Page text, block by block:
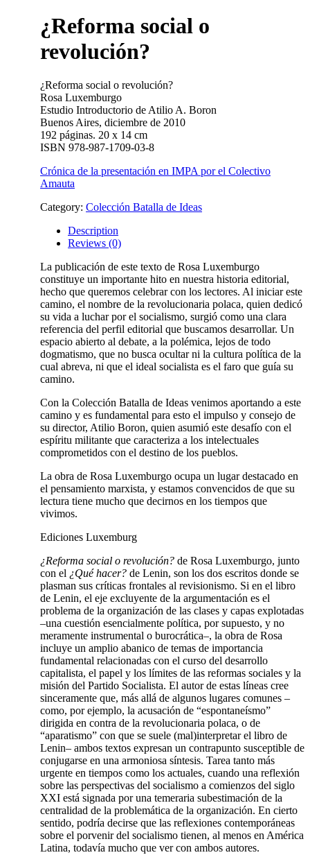
¿Reforma social o
revolución?
¿Reforma social o revolución?
Rosa Luxemburgo
Estudio Introductorio de Atilio A. Boron
Buenos Aires, diciembre de 2010
192 páginas. 20 x 14 cm
ISBN 978-987-1709-03-8
Crónica de la presentación en IMPA por el Colectivo
Amauta
Category: Colección Batalla de Ideas
Description
Reviews (0)
La publicación de este texto de Rosa Luxemburgo
constituye un importante hito en nuestra historia editorial,
hecho que queremos celebrar con los lectores. Al iniciar este
camino, el nombre de la revolucionaria polaca, quien dedicó
su vida a luchar por el socialismo, surgió como una clara
referencia del perfil editorial que buscamos desarrollar. Un
espacio abierto al debate, a la polémica, lejos de todo
dogmatismo, que no busca ocultar ni la cultura política de la
cual abreva, ni que el ideal socialista es el faro que guía su
camino.
Con la Colección Batalla de Ideas venimos aportando a este
camino y es fundamental para esto el impulso y consejo de
su director, Atilio Boron, quien asumió este desafío con el
espíritu militante que caracteriza a los intelectuales
comprometidos con el destino de los pueblos.
La obra de Rosa Luxemburgo ocupa un lugar destacado en
el pensamiento marxista, y estamos convencidos de que su
lectura tiene mucho que decirnos en los tiempos que
vivimos.
Ediciones Luxemburg
¿Reforma social o revolución? de Rosa Luxemburgo, junto
con el ¿Qué hacer? de Lenin, son los dos escritos donde se
plasman sus críticas frontales al revisionismo. Si en el libro
de Lenin, el eje excluyente de la argumentación es el
problema de la organización de las clases y capas explotadas
–una cuestión esencialmente política, por supuesto, y no
meramente instrumental o burocrática–, la obra de Rosa
incluye un amplio abanico de temas de importancia
fundamental relacionadas con el curso del desarrollo
capitalista, el papel y los límites de las reformas sociales y la
misión del Partido Socialista. El autor de estas líneas cree
sinceramente que, más allá de algunos lugares comunes –
como, por ejemplo, la acusación de “espontaneísmo”
dirigida en contra de la revolucionaria polaca, o de
“aparatismo” con que se suele (mal)interpretar el libro de
Lenin– ambos textos expresan un contrapunto susceptible de
conjugarse en una armoniosa síntesis. Tarea tanto más
urgente en tiempos como los actuales, cuando una reflexión
sobre las perspectivas del socialismo a comienzos del siglo
XXI está signada por una temeraria subestimación de la
centralidad de la problemática de la organización. En cierto
sentido, podría decirse que las reflexiones contemporáneas
sobre el porvenir del socialismo tienen, al menos en América
Latina, todavía mucho que ver con ambos autores.